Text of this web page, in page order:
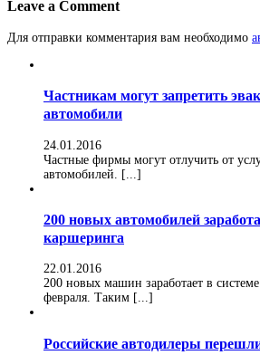
Leave a Comment
Для отправки комментария вам необходимо
Частникам могут запретить
автомобили
24.01.2016
Частные фирмы могут отлучить от
автомобилей. [...]
200 новых автомобилей
каршеринга
22.01.2016
200 новых машин заработает в
февраля. Таким [...]
Российские автодилеры